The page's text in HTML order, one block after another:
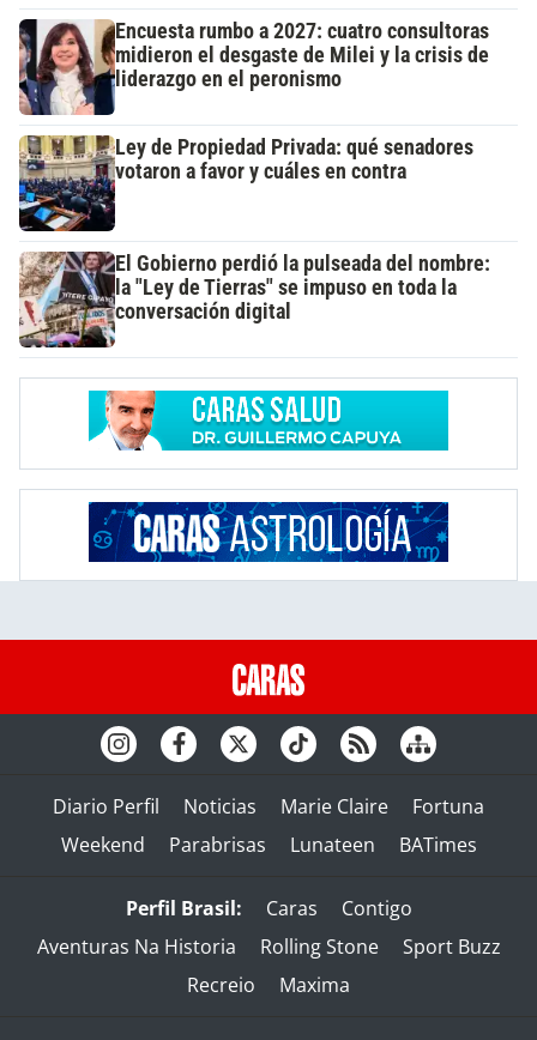
Encuesta rumbo a 2027: cuatro consultoras
midieron el desgaste de Milei y la crisis de
liderazgo en el peronismo
Ley de Propiedad Privada: qué senadores
votaron a favor y cuáles en contra
El Gobierno perdió la pulseada del nombre:
la "Ley de Tierras" se impuso en toda la
conversación digital
Diario Perfil Noticias Marie Claire
Fortuna
Weekend
Parabrisas Lunateen BATimes
Perfil Brasil: Caras
Contigo
Aventuras Na Historia
Rolling Stone
Sport Buzz
Recreio
Maxima